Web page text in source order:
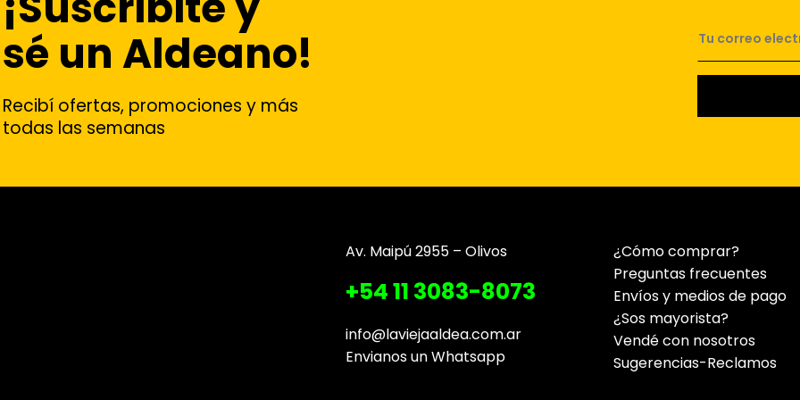
sé un Aldeano!
Recibí ofertas, promociones y más
todas las semanas
Av. Maipú 2955 – Olivos
+54 11 3083-8073
info@laviejaaldea.com.ar
Envianos un Whatsapp
¿Cómo comprar?
Preguntas frecuentes
Envíos y medios de pago
¿Sos mayorista?
Vendé con nosotros
Sugerencias-Reclamos